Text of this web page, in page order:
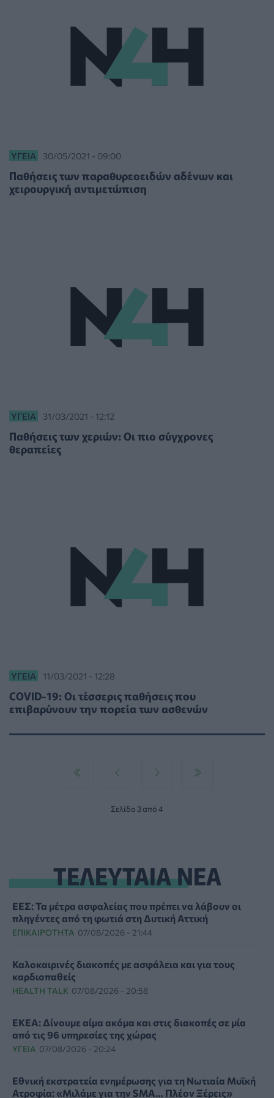
ΥΓΕΊΑ 30/05/2021 - 09:00
Παθήσεις των παραθυρεοειδών αδένων και
χειρουργική αντιμετώπιση
ΥΓΕΊΑ 31/03/2021 - 12:12
Παθήσεις των χεριών: Οι πιο σύγχρονες
θεραπείες
ΥΓΕΊΑ 11/03/2021 - 12:28
COVID-19: Οι τέσσερις παθήσεις που
επιβαρύνουν την πορεία των ασθενών
Σελίδα 3 από 4
ΤΕΛΕΥΤΑΙΑ ΝΕΑ
ΕΕΣ: Τα μέτρα ασφαλείας που πρέπει να λάβουν οι
πληγέντες από τη φωτιά στη Δυτική Αττική
ΕΠΙΚΑΙΡΌΤΗΤΑ 07/08/2026 - 21:44
Καλοκαιρινές διακοπές με ασφάλεια και για τους
καρδιοπαθείς
HEALTH TALK 07/08/2026 - 20:58
ΕΚΕΑ: Δίνουμε αίμα ακόμα και στις διακοπές σε μία
από τις 96 υπηρεσίες της χώρας
ΥΓΕΊΑ 07/08/2026 - 20:24
Εθνική εκστρατεία ενημέρωσης για τη Νωτιαία Μυϊκή
Ατροφία: «Μιλάμε για την SMA… Πλέον Ξέρεις»